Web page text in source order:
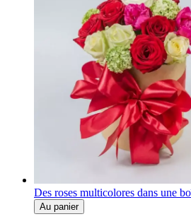
Des roses multicolores dans une
Au panier